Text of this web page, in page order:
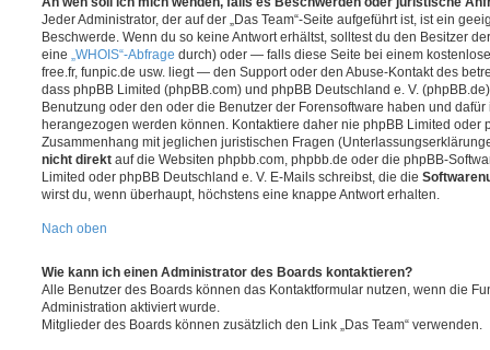
Jeder Administrator, der auf der „Das Team“-Seite aufgeführt ist, ist ein
Beschwerde. Wenn du so keine Antwort erhältst, solltest du den Besitzer
eine „WHOIS“-Abfrage durch) oder — falls diese Seite bei einem
free.fr, funpic.de usw. liegt — den Support oder den Abuse-Kontakt des
dass phpBB Limited (phpBB.com) und phpBB Deutschland e. V.
Benutzung oder den oder die Benutzer der Forensoftware haben und
herangezogen werden können. Kontaktiere daher nie phpBB Limited oder
Zusammenhang mit jeglichen juristischen Fragen
nicht direkt auf die Websiten phpbb.com, phpbb.de oder die phpBB-
Limited oder phpBB Deutschland e. V. E-Mails schreibst, die die
wirst du, wenn überhaupt, höchstens eine knappe Antwort erhalten.
Nach oben
Wie kann ich einen Administrator des Boards kontaktieren?
Alle Benutzer des Boards können das Kontaktformular nutzen, wenn die
Administration aktiviert wurde.
Mitglieder des Boards können zusätzlich den Link „Das Team“ verwenden.